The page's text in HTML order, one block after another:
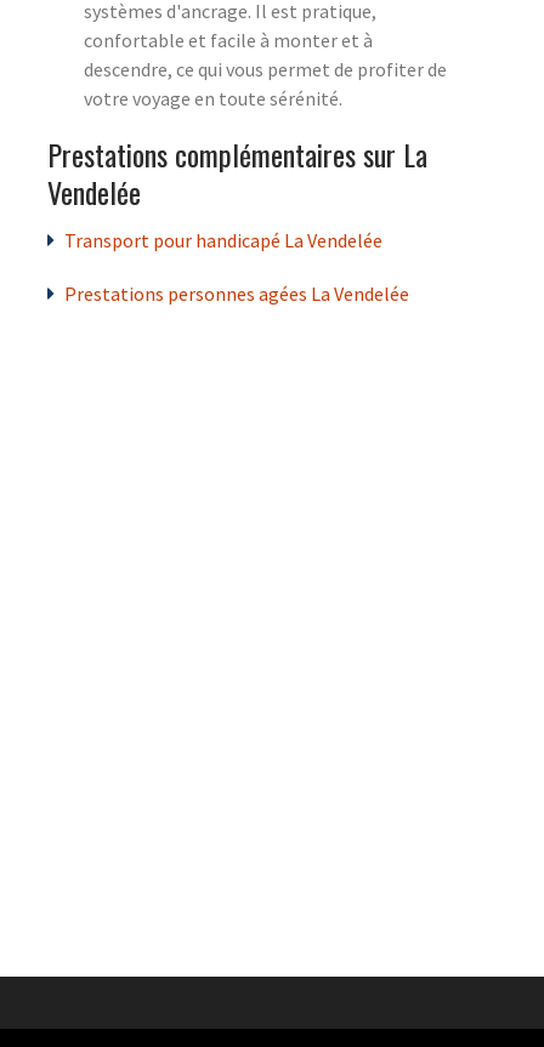
systèmes d'ancrage. Il est pratique,
confortable et facile à monter et à
descendre, ce qui vous permet de profiter de
votre voyage en toute sérénité.
Prestations complémentaires sur La
Vendelée
Transport pour handicapé La Vendelée
Prestations personnes agées La Vendelée